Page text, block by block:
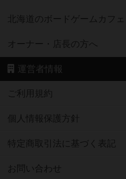
北海道のボードゲームカフェ
オーナー・店長の方へ
運営者情報
ご利用規約
個人情報保護方針
特定商取引法に基づく表記
お問い合わせ